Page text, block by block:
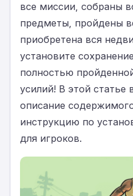
все миссии, собраны
предметы, пройдены
приобретена вся
установите
полностью
усилий! В этой статье
описание
инструкцию по
для игроков.